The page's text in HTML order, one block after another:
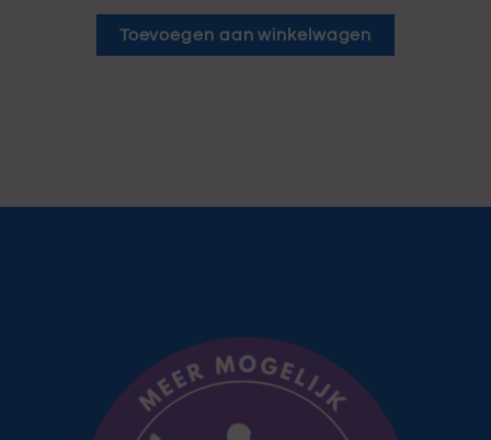
Toevoegen aan winkelwagen